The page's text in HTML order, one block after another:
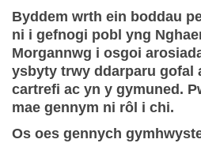
Byddem wrth ein boddau
ni i gefnogi pobl yng
Morgannwg i osgoi
ysbyty trwy ddarparu gofal
cartrefi ac yn y gymuned.
mae gennym ni rôl i chi.
Os oes gennych